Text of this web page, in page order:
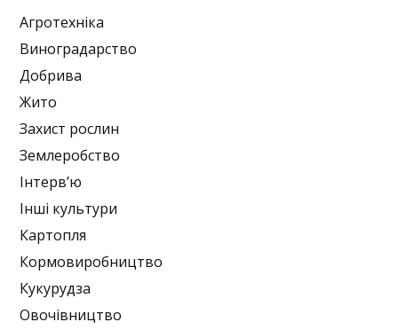
Агротехніка
Виноградарство
Добрива
Жито
Захист рослин
Землеробство
Інтерв’ю
Інші культури
Картопля
Кормовиробництво
Кукурудза
Овочівництво